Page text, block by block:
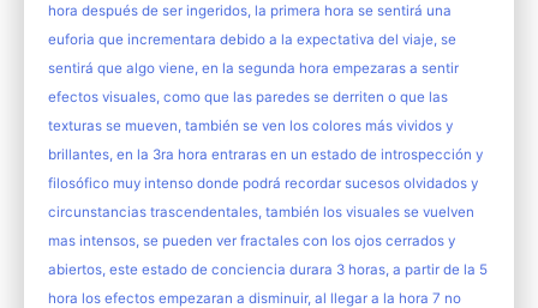
hora después de ser ingeridos, la primera hora se sentirá una
euforia que incrementara debido a la expectativa del viaje, se
sentirá que algo viene, en la segunda hora empezaras a sentir
efectos visuales, como que las paredes se derriten o que las
texturas se mueven, también se ven los colores más vividos y
brillantes, en la 3ra hora entraras en un estado de introspección y
filosófico muy intenso donde podrá recordar sucesos olvidados y
circunstancias trascendentales, también los visuales se vuelven
mas intensos, se pueden ver fractales con los ojos cerrados y
abiertos, este estado de conciencia durara 3 horas, a partir de la 5
hora los efectos empezaran a disminuir, al llegar a la hora 7 no